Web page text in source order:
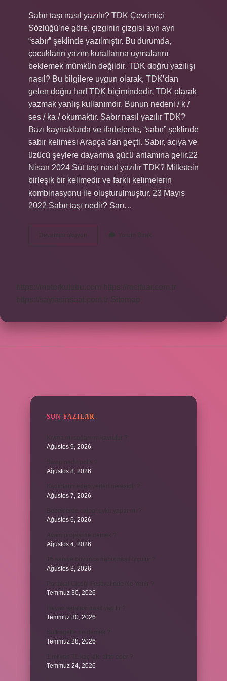
Sabır taşı nasıl yazılır? TDK Çevrimiçi
Sözlüğü’ne göre, çizginin çizgisi ayrı ayrı
“sabır” şeklinde yazılmıştır. Bu durumda,
çocukların yazım kurallarına uymalarını
beklemek mümkün değildir. TDK doğru yazılışı
nasıl? Bu bilgilere uygun olarak, TDK’dan
gelen doğru harf TDK biçimindedir. TDK olarak
yazmak yanlış kullanımdır. Bunun nedeni / k /
ses / ka / okumaktır. Sabır nasıl yazılır TDK?
Bazı kaynaklarda ve ifadelerde, “sabır” şeklinde
sabır kelimesi Arapça’dan geçti. Sabır, acıya ve
üzücü şeylere dayanma gücü anlamına gelir.22
Nisan 2024 Süt taşı nasıl yazılır TDK? Milkstein
birleşik bir kelimedir ve farklı kelimelerin
kombinasyonu ile oluşturulmuştur. 23 Mayıs
2022 Sabır taşı nedir? Sarı…
Devamını okuyun
Taşı
Yorum Bırak
https://motorkulubu.com
https://mcifuar.com.tr
https://saytasinsaat.com.tr Sitemap
SON YAZILAR
Ağustos 9, 2026
Ağustos 8, 2026
Ağustos 7, 2026
Ağustos 6, 2026
Ağustos 4, 2026
Ağustos 3, 2026
Temmuz 30, 2026
Temmuz 30, 2026
Temmuz 28, 2026
Temmuz 24, 2026